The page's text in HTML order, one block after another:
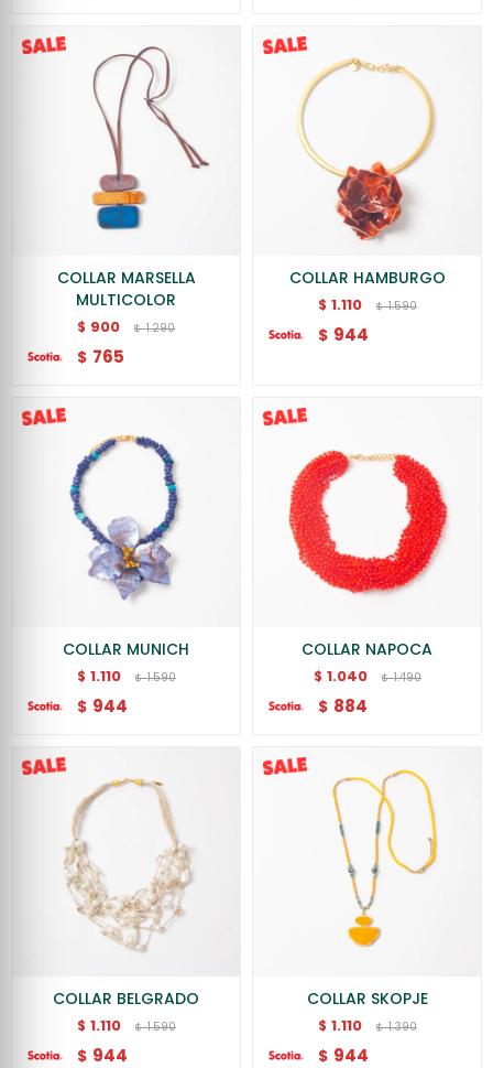
COLLAR MARSELLA
MULTICOLOR
$ 900 $ 1.290
$ 765
COLLAR HAMBURGO
$ 1.110 $ 1.590
$ 944
COLLAR MUNICH
$ 1.110 $ 1.590
$ 944
COLLAR NAPOCA
$ 1.040 $ 1.490
$ 884
COLLAR BELGRADO
$ 1.110 $ 1.590
$ 944
COLLAR SKOPJE
$ 1.110 $ 1.390
$ 944